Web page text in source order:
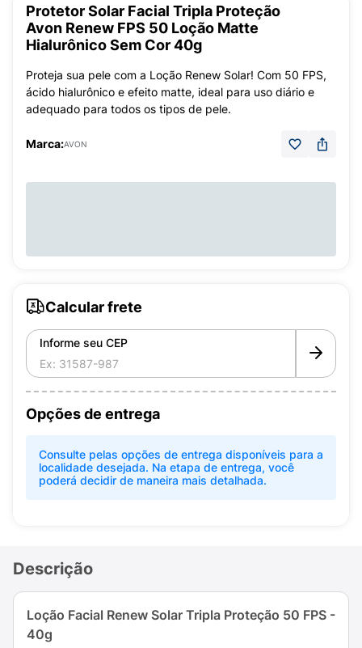
Protetor Solar Facial Tripla Proteção
Avon Renew FPS 50 Loção Matte
Hialurônico Sem Cor 40g
Proteja sua pele com a Loção Renew Solar! Com 50 FPS,
ácido hialurônico e efeito matte, ideal para uso diário e
adequado para todos os tipos de pele.
Marca:AVON
Calcular frete
Informe seu CEP
Opções de entrega
Consulte pelas opções de entrega disponíveis para a
localidade desejada. Na etapa de entrega, você
poderá decidir de maneira mais detalhada.
Descrição
Loção Facial Renew Solar Tripla Proteção 50 FPS -
40g